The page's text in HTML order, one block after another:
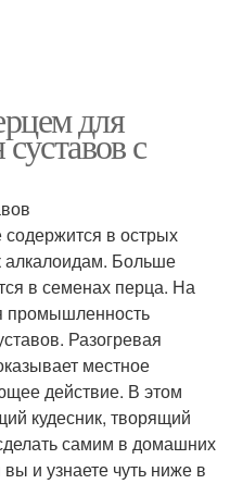
для
с
в острых
алкалоидам. Больше
в семенах перца. На
промышленность
Разогревая
местное
действие. В этом
кудесник, творящий
самим в домашних
и узнаете чуть ниже в